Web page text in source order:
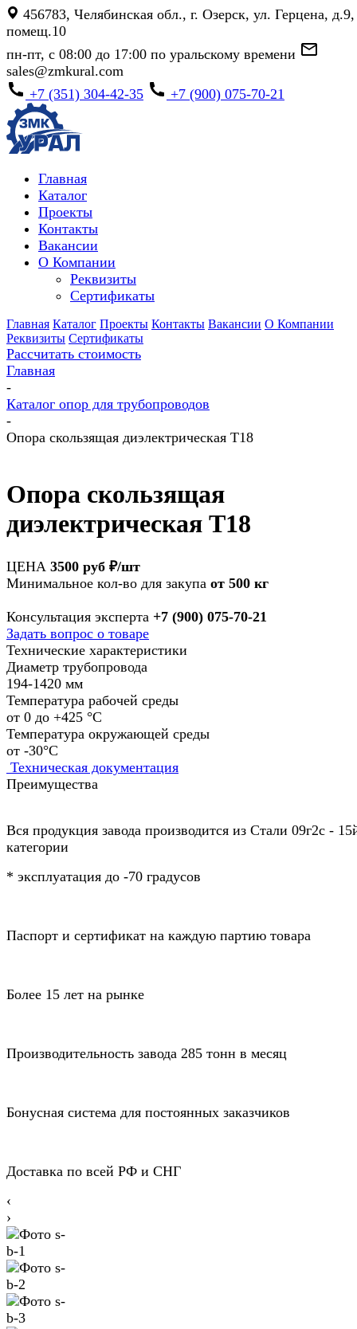
456783, Челябинская обл., г. Озерск, ул. Герцена, д.9,
помещ.10
пн-пт, с 08:00 до 17:00 по уральскому времени
sales@zmkural.com
+7 (351) 304-42-35
+7 (900) 075-70-21
Главная
Каталог
Проекты
Контакты
Вакансии
О Компании
Реквизиты
Сертификаты
Главная Каталог Проекты Контакты Вакансии О Компании
Реквизиты Сертификаты
Рассчитать стоимость
Главная
-
Каталог опор для трубопроводов
-
Опора скользящая диэлектрическая Т18
Опора скользящая
диэлектрическая Т18
ЦЕНА 3500 руб ₽/шт
Минимальное кол-во для закупа от 500 кг
Консультация эксперта +7 (900) 075-70-21
Задать вопрос о товаре
Технические характеристики
Диаметр трубопровода
194-1420 мм
Температура рабочей среды
от 0 до +425 °С
Температура окружающей среды
от -30°С
Техническая документация
Преимущества
Вся продукция завода производится из Стали 09г2с -
категории
* эксплуатация до -70 градусов
Паспорт и сертификат на каждую партию товара
Более 15 лет на рынке
Производительность завода 285 тонн в месяц
Бонусная система для постоянных заказчиков
Доставка по всей РФ и СНГ
‹
›